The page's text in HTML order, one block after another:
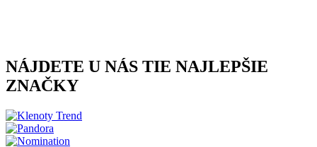
NÁJDETE U NÁS TIE NAJLEPŠIE
ZNAČKY